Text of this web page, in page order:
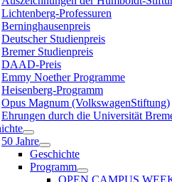
Lichtenberg-Professuren
Berninghausenpreis
Deutscher Studienpreis
Bremer Studienpreis
DAAD-Preis
Emmy Noether Programme
Heisenberg-Programm
Opus Magnum (VolkswagenStiftung)
Ehrungen durch die Universität
50 Jahre
Geschichte
Programm
OPEN CAMPUS